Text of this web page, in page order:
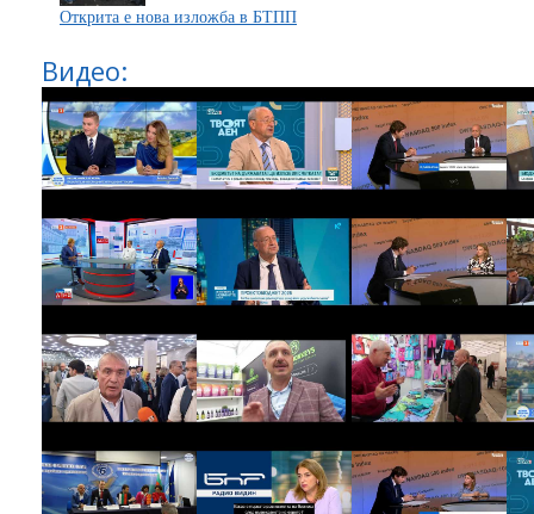
Открита е нова изложба в БТПП
Видео: